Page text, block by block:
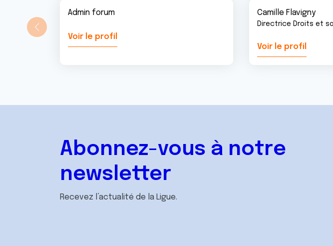
Admin forum
Voir le profil
Camille Flavigny
Directrice Droits et
Voir le profil
Abonnez-vous à notre
newsletter
Recevez l’actualité de la Ligue.